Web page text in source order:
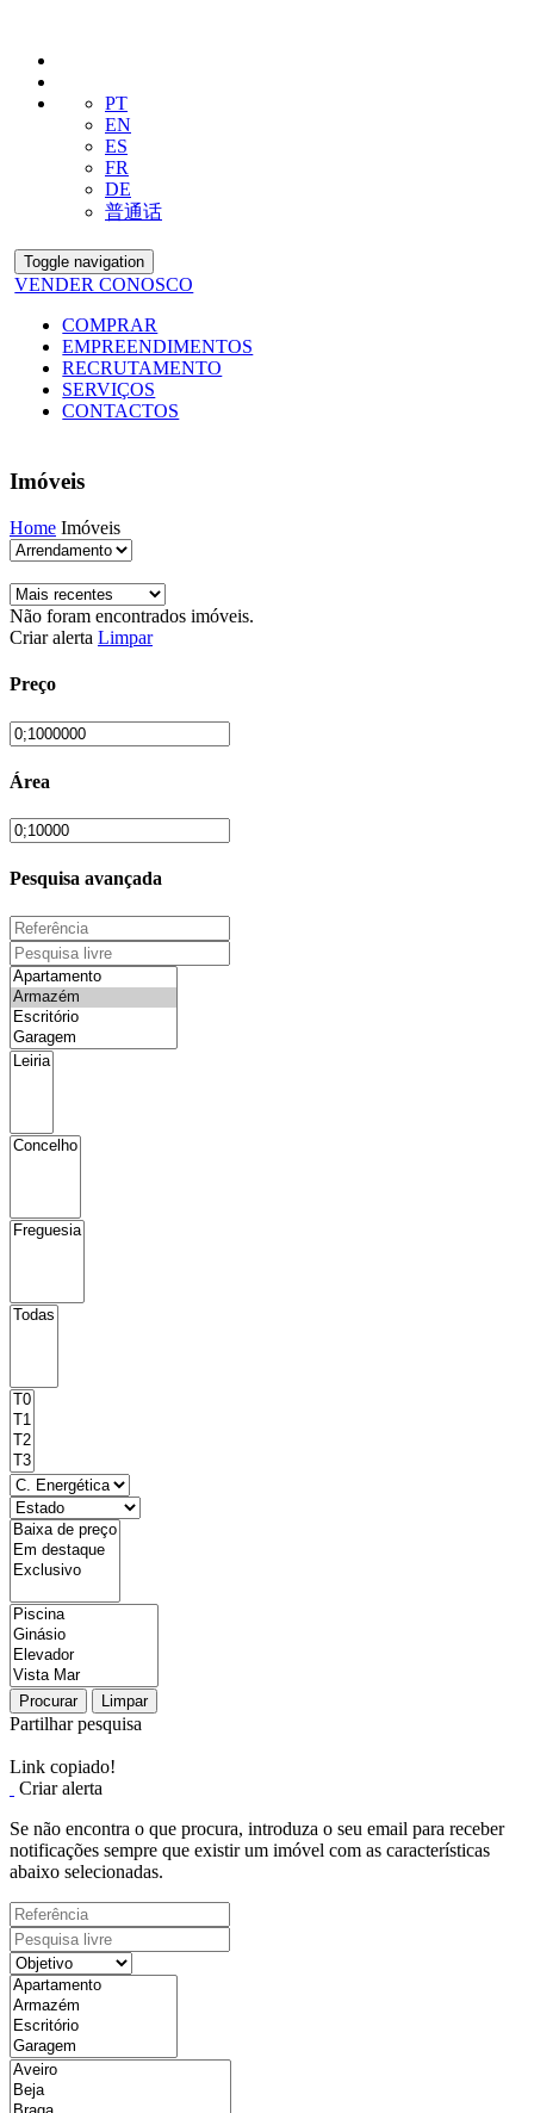
PT
EN
ES
FR
DE
普通话
Toggle navigation
VENDER CONOSCO
COMPRAR
EMPREENDIMENTOS
RECRUTAMENTO
SERVIÇOS
CONTACTOS
Imóveis
Home Imóveis
Não foram encontrados imóveis.
Criar alerta Limpar
Preço
Área
Pesquisa avançada
Procurar Limpar
Partilhar pesquisa
Link copiado!
Criar alerta
Se não encontra o que procura, introduza o seu email para receber
notificações sempre que existir um imóvel com as características
abaixo selecionadas.